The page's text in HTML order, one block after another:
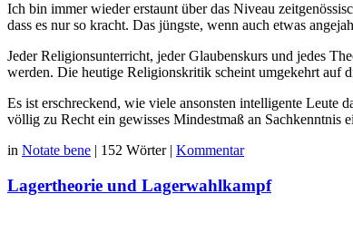
Ich bin immer wieder erstaunt über das Niveau
dass es nur so kracht. Das jüngste, wenn auch etwas
Jeder Religionsunterricht, jeder Glaubenskurs und jedes
werden. Die heutige Religionskritik scheint umgekehrt auf
Es ist erschreckend, wie viele ansonsten intelligente Leute
völlig zu Recht ein gewisses Mindestmaß an Sachkenntnis
in Notate bene 152 Wörter Kommentar
Lagertheorie und Lagerwahlkampf